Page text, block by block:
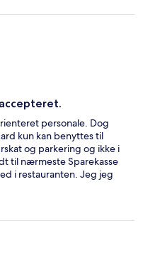
bleiben, sodass wir
konnten. Rund um ein
personale. Dog
kun kan benyttes til
og parkering og ikke i
til nærmeste Sparekasse
i restauranten. Jeg jeg
havde køkkenet lukket.
Jeg skyndte mig at gå
på værelset efter en
Fin håndtering af
Værelset var OK,